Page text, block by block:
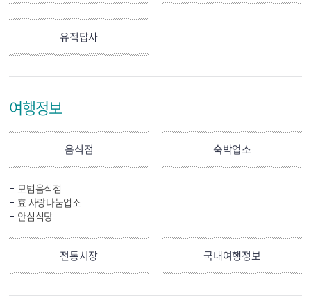
유적답사
여행정보
음식점
모범음식점
효 사랑나눔업소
안심식당
숙박업소
전통시장 국내여행정보